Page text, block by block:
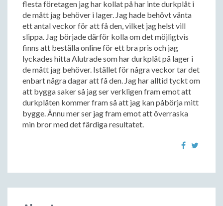
flesta företagen jag har kollat på har inte durkplåt i
de mått jag behöver i lager. Jag hade behövt vänta
ett antal veckor för att få den, vilket jag helst vill
slippa. Jag började därför kolla om det möjligtvis
finns att beställa online för ett bra pris och jag
lyckades hitta Alutrade som har durkplåt på lager i
de mått jag behöver. Istället för några veckor tar det
enbart några dagar att få den. Jag har alltid tyckt om
att bygga saker så jag ser verkligen fram emot att
durkplåten kommer fram så att jag kan påbörja mitt
bygge. Ännu mer ser jag fram emot att överraska
min bror med det färdiga resultatet.